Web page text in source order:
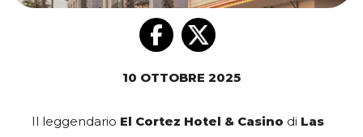
10 OTTOBRE 2025
Il leggendario El Cortez Hotel & Casino di Las